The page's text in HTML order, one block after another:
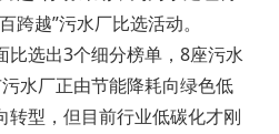
跨越”污水厂比选活动。
选出3个细分榜单，8座污水
水厂正由节能降耗向绿色低
转型，但目前行业低碳化才刚